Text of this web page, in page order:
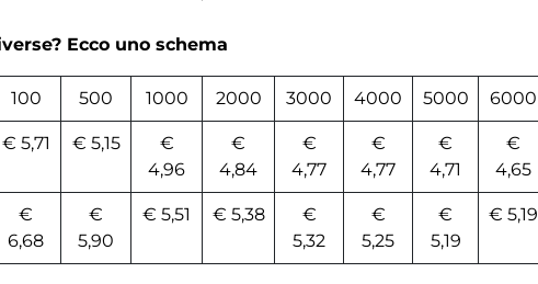
Ecco uno schema
100 500 1000 2000 3000 4000 5000 6000
€ 5,71 € 5,15
€
4,96
€
4,84
€
4,77
€
4,77
€
4,71
€
4,65
€
6,68
€
5,90
€ 5,51 € 5,38
€
5,32
€
5,25
€
5,19
€ 5,19